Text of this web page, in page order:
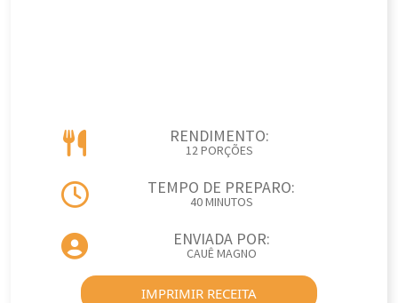
RENDIMENTO:
12 PORÇÕES
TEMPO DE PREPARO:
40 MINUTOS
ENVIADA POR:
CAUÊ MAGNO
IMPRIMIR RECEITA